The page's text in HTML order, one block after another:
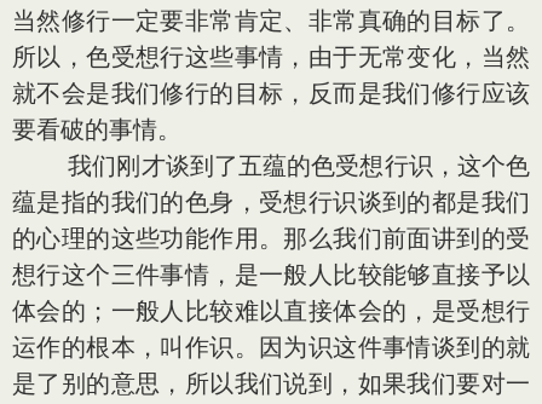
当然修行一定要非常肯定、非常真确的目标了。
所以，色受想行这些事情，由于无常变化，当然
就不会是我们修行的目标，反而是我们修行应该
要看破的事情。
我们刚才谈到了五蕴的色受想行识，这个色
蕴是指的我们的色身，受想行识谈到的都是我们
的心理的这些功能作用。那么我们前面讲到的受
想行这个三件事情，是一般人比较能够直接予以
体会的；一般人比较难以直接体会的，是受想行
运作的根本，叫作识。因为识这件事情谈到的就
是了别的意思，所以我们说到，如果我们要对一